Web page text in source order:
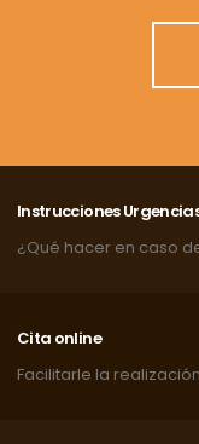
Instrucciones
Cita online